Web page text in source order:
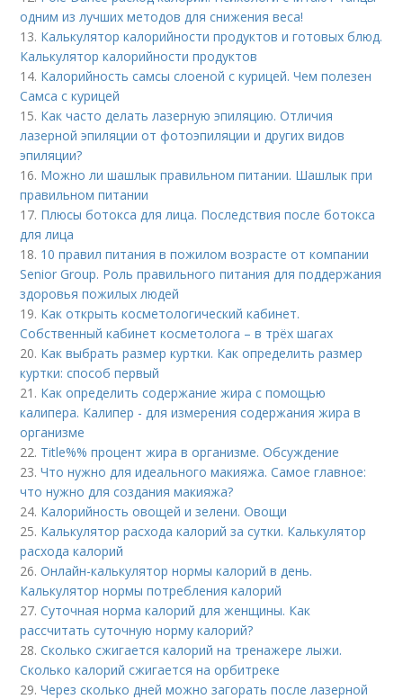
одним из лучших методов для снижения веса!
13. Калькулятор калорийности продуктов и готовых блюд.
Калькулятор калорийности продуктов
14. Калорийность самсы слоеной с курицей. Чем полезен
Самса с курицей
15. Как часто делать лазерную эпиляцию. Отличия
лазерной эпиляции от фотоэпиляции и других видов
эпиляции?
16. Можно ли шашлык правильном питании. Шашлык при
правильном питании
17. Плюсы ботокса для лица. Последствия после ботокса
для лица
18. 10 правил питания в пожилом возрасте от компании
Senior Group. Роль правильного питания для поддержания
здоровья пожилых людей
19. Как открыть косметологический кабинет.
Собственный кабинет косметолога – в трёх шагах
20. Как выбрать размер куртки. Как определить размер
куртки: способ первый
21. Как определить содержание жира с помощью
калипера. Калипер - для измерения содержания жира в
организме
22. Title%% процент жира в организме. Обсуждение
23.Что нужно для идеального макияжа. Самое главное:
что нужно для создания макияжа?
24. Калорийность овощей и зелени. Овощи
25. Калькулятор расхода калорий за сутки. Калькулятор
расхода калорий
26.Онлайн-калькулятор нормы калорий в день.
Калькулятор нормы потребления калорий
27.Суточная норма калорий для женщины. Как
рассчитать суточную норму калорий?
28.Сколько сжигается калорий на тренажере лыжи.
Сколько калорий сжигается на орбитреке
29.Через сколько дней можно загорать после лазерной